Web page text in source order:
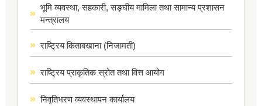
भूमि व्यवस्था, सहकारी, सङ्घीय मामिला तथा सामान्य प्रशासन
मन्त्रालय
राष्ट्रिय किताबखाना (निजामती)
राष्ट्रिय प्राकृतिक स्रोत तथा वित्त आयोग
निवृतिभरण व्यवस्थापन कार्यालय